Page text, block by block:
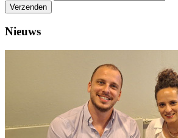
Verzenden
Nieuws